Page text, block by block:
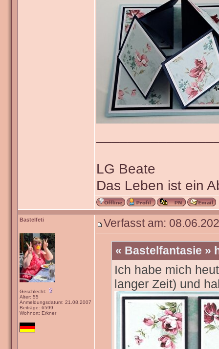
LG Beate
Das Leben ist ein
Bastelfeti
Geschlecht:
Alter: 55
Anmeldungsdatum: 21.08.2007
Beiträge: 6599
Wohnort: Erkner
Verfasst am:
« Bastelfantasie »
Ich habe mich
langer Zeit) und